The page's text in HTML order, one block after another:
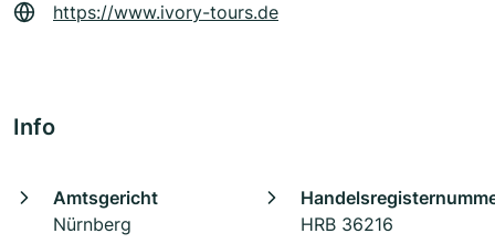
https://www.ivory-tours.de
Info
Amtsgericht
Nürnberg
HRB 36216